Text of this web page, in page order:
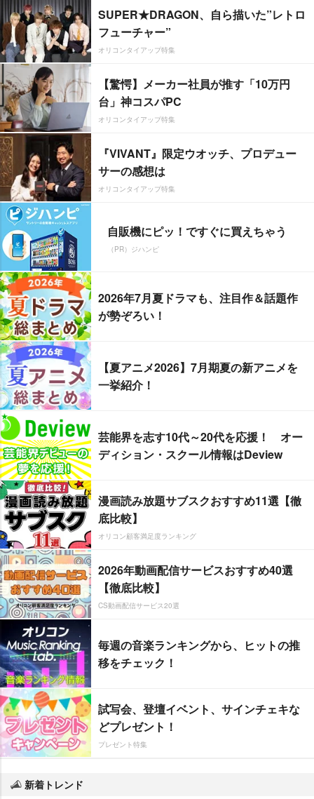
SUPER★DRAGON、自ら描いた”レトロ
フューチャー”
オリコンタイアップ特集
【驚愕】メーカー社員が推す「10万円
台」神コスパPC
オリコンタイアップ特集
『VIVANT』限定ウオッチ、プロデュー
サーの感想は
オリコンタイアップ特集
自販機にピッ！ですぐに買えちゃう
（PR）ジハンピ
2026年7月夏ドラマも、注目作＆話題作
が勢ぞろい！
【夏アニメ2026】7月期夏の新アニメを
一挙紹介！
芸能界を志す10代～20代を応援！ オー
ディション・スクール情報はDeview
漫画読み放題サブスクおすすめ11選【徹
底比較】
オリコン顧客満足度ランキング
2026年動画配信サービスおすすめ40選
【徹底比較】
CS動画配信サービス20選
毎週の音楽ランキングから、ヒットの推
移をチェック！
試写会、登壇イベント、サインチェキな
どプレゼント！
プレゼント特集
新着トレンド